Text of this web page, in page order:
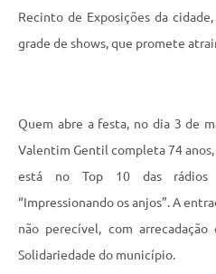
Recinto de Exposições da
grade de shows, que promete
Quem abre a festa, no dia 3 de
Valentim Gentil completa 74
está no Top 10 das rádios
“Impressionando os anjos”. A
não perecível, com
Solidariedade do município.